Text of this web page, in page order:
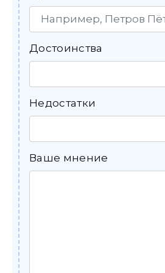
Достоинства
Недостатки
Ваше мнение